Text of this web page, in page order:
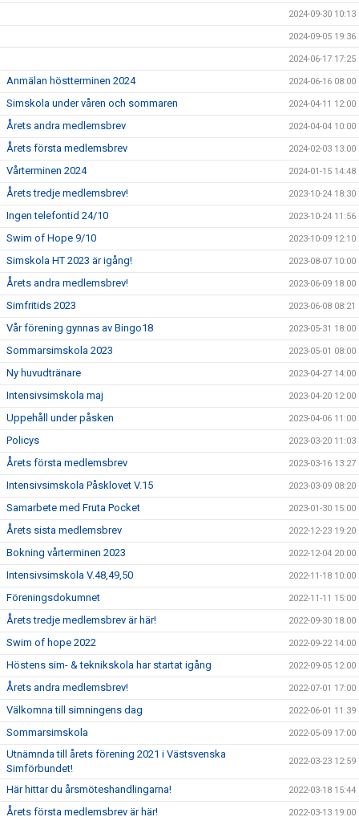
2024-09-30 10:13
2024-09-05 19:36
2024-06-17 17:25
Anmälan höstterminen 2024 2024-06-16 08:00
Simskola under våren och sommaren 2024-04-11 12:00
Årets andra medlemsbrev 2024-04-04 10:00
Årets första medlemsbrev 2024-02-03 13:00
Vårterminen 2024 2024-01-15 14:48
Årets tredje medlemsbrev! 2023-10-24 18:30
Ingen telefontid 24/10 2023-10-24 11:56
Swim of Hope 9/10 2023-10-09 12:10
Simskola HT 2023 är igång! 2023-08-07 10:00
Årets andra medlemsbrev! 2023-06-09 18:00
Simfritids 2023 2023-06-08 08:21
Vår förening gynnas av Bingo18 2023-05-31 18:00
Sommarsimskola 2023 2023-05-01 08:00
Ny huvudtränare 2023-04-27 14:00
Intensivsimskola maj 2023-04-20 12:00
Uppehåll under påsken 2023-04-06 11:00
Policys 2023-03-20 11:03
Årets första medlemsbrev 2023-03-16 13:27
Intensivsimskola Påsklovet V.15 2023-03-09 08:20
Samarbete med Fruta Pocket 2023-01-30 15:00
Årets sista medlemsbrev 2022-12-23 19:20
Bokning vårterminen 2023 2022-12-04 20:00
Intensivsimskola V.48,49,50 2022-11-18 10:00
Föreningsdokumnet 2022-11-11 15:00
Årets tredje medlemsbrev är här! 2022-09-30 18:00
Swim of hope 2022 2022-09-22 14:00
Höstens sim- & teknikskola har startat igång 2022-09-05 12:00
Årets andra medlemsbrev! 2022-07-01 17:00
Välkomna till simningens dag 2022-06-01 11:39
Sommarsimskola 2022-05-09 17:00
Utnämnda till årets förening 2021 i Västsvenska
Simförbundet!
2022-03-23 12:59
Här hittar du årsmöteshandlingarna! 2022-03-18 15:44
Årets första medlemsbrev är här! 2022-03-13 19:00